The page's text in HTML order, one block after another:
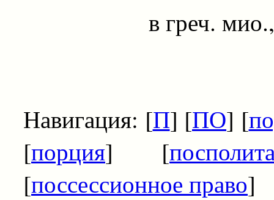
в греч. мио., бог
Навигация: [П] [ПО] [
[порция] [
[поссессионное право]